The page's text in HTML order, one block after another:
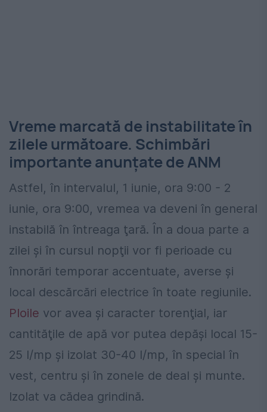
Vreme marcată de instabilitate în
zilele următoare. Schimbări
importante anunțate de ANM
Astfel, în intervalul, 1 iunie, ora 9:00 - 2
iunie, ora 9:00, vremea va deveni în general
instabilă în întreaga ţară. În a doua parte a
zilei şi în cursul nopţii vor fi perioade cu
înnorări temporar accentuate, averse şi
local descărcări electrice în toate regiunile.
Ploile vor avea şi caracter torenţial, iar
cantităţile de apă vor putea depăşi local 15-
25 l/mp şi izolat 30-40 l/mp, în special în
vest, centru şi în zonele de deal şi munte.
Izolat va cădea grindină.